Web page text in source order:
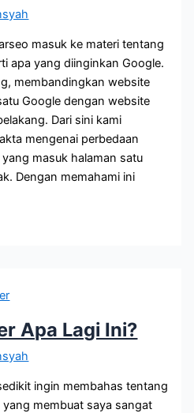
masuk ke materi tentang
apa yang diinginkan Google.
membandingkan website
Google dengan website
Dari sini kami
mengenai perbedaan
masuk halaman satu
Dengan memahami ini
Apa Lagi Ini?
ingin membahas tentang
membuat saya sangat